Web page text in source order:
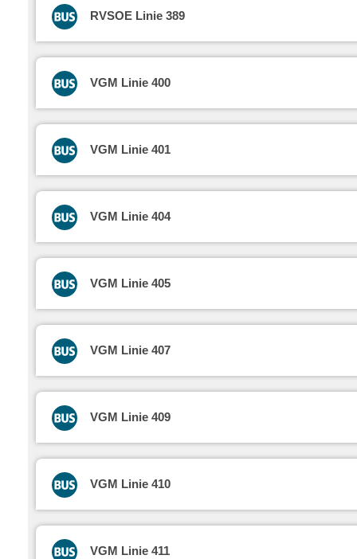
RVSOE Linie 389
VGM Linie 400
VGM Linie 401
VGM Linie 404
VGM Linie 405
VGM Linie 407
VGM Linie 409
VGM Linie 410
VGM Linie 411